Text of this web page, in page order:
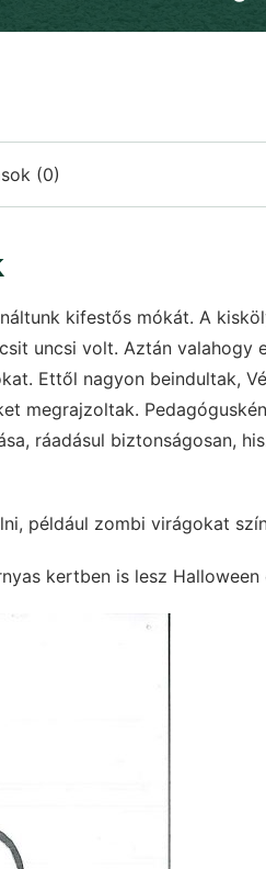
(0)
kifestős mókát. A
uncsi volt. Aztán valahogy
Ettől nagyon beindultak,
megrajzoltak.
ráadásul biztonságosan,
például zombi virágokat
kertben is lesz Halloween